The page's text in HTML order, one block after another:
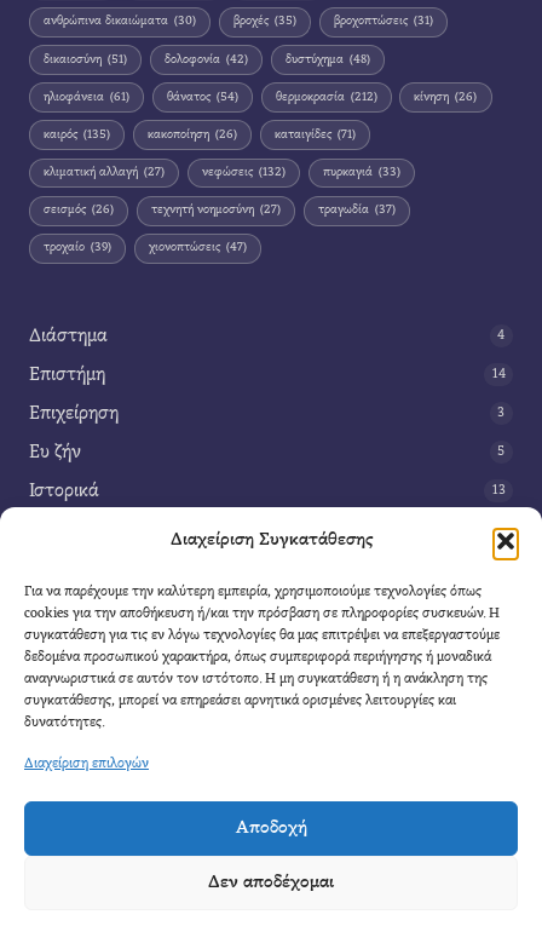
Διαχείριση Συγκατάθεσης
Για να παρέχουμε την καλύτερη εμπειρία, χρησιμοποιούμε τεχνολογίες όπως
cookies για την αποθήκευση ή/και την πρόσβαση σε πληροφορίες συσκευών. Η
συγκατάθεση για τις εν λόγω τεχνολογίες θα μας επιτρέψει να επεξεργαστούμε
δεδομένα προσωπικού χαρακτήρα, όπως συμπεριφορά περιήγησης ή μοναδικά
αναγνωριστικά σε αυτόν τον ιστότοπο. Η μη συγκατάθεση ή η ανάκληση της
συγκατάθεσης, μπορεί να επηρεάσει αρνητικά ορισμένες λειτουργίες και
δυνατότητες.
Διαχείριση επιλογών
Αποδοχή
Δεν αποδέχομαι
ανθρώπινα δικαιώματα (30) βροχές (35) βροχοπτώσεις (31)
δικαιοσύνη (51) δολοφονία (42) δυστύχημα (48)
ηλιοφάνεια (61) θάνατος (54) θερμοκρασία (212) κίνηση (26)
καιρός (135) κακοποίηση (26) καταιγίδες (71)
κλιματική αλλαγή (27) νεφώσεις (132) πυρκαγιά (33)
σεισμός (26) τεχνητή νοημοσύνη (27) τραγωδία (37)
τροχαίο (39) χιονοπτώσεις (47)
Διάστημα 4
Επιστήμη 14
Επιχείρηση 3
Ευ ζήν 5
Ιστορικά 13
42
Τέχνη 3
Τεχνολογία
Υγεία
Φαντασία
Επικοινωνία